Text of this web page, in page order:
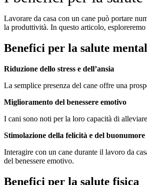
Lavorare da casa con un cane può portare
la produttività. In questo articolo,
Benefici per la salute
Riduzione dello stress e dell’ansia
La semplice presenza del cane offre una
Miglioramento del benessere emotivo
I cani sono noti per la loro capacità di
Stimolazione della felicità e del buonumore
Interagire con un cane durante il lavoro da
del benessere emotivo.
Benefici per la salute fisica